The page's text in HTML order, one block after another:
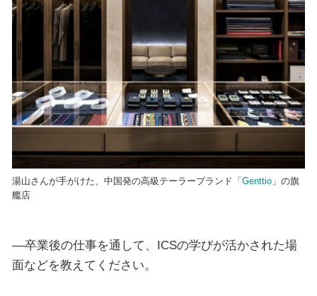
湯山さんが手がけた、中国発の高級テーラーブランド「 Genttio」の旗
艦店
––卒業後の仕事を通して、ICSの学びが活かされた場
面などを教えてください。